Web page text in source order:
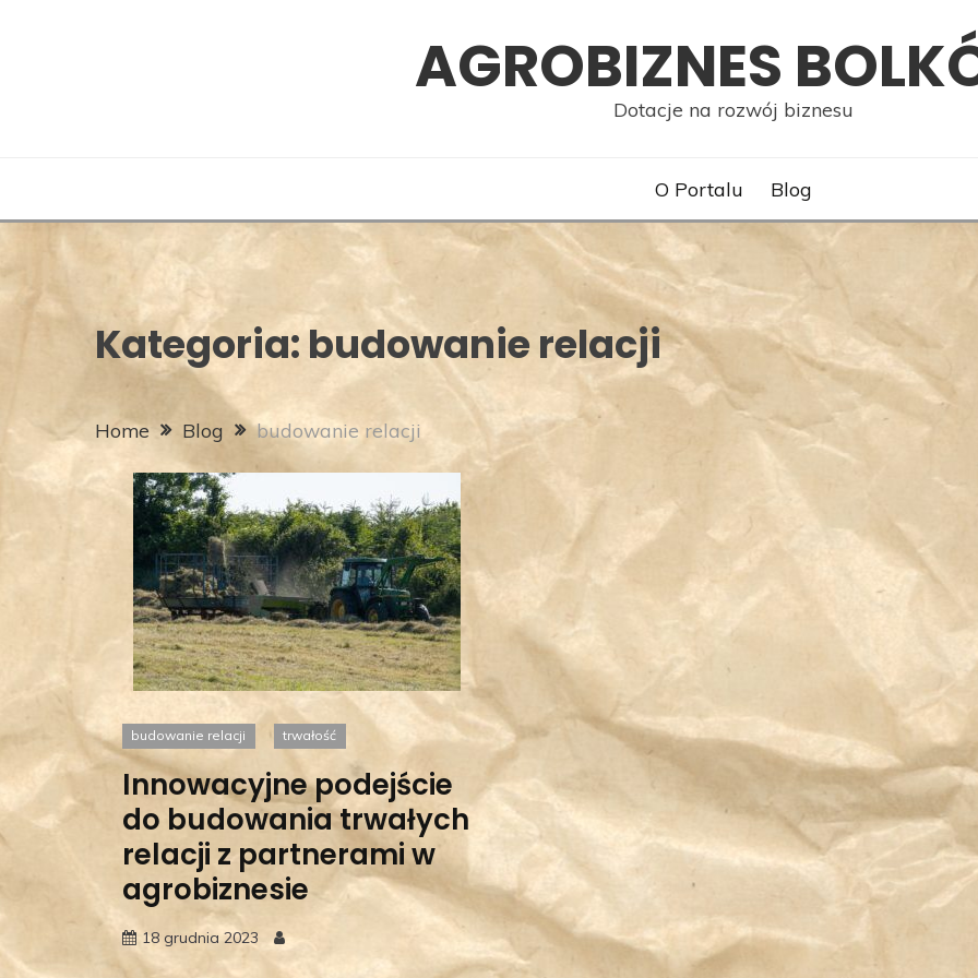
AGROBIZNES
Dotacje na rozwój biznesu
O Portalu Blog
Kategoria:budowanie relacji
Home Blog budowanie relacji
budowanie relacji trwałość
Innowacyjne podejście
do budowania trwałych
relacji z partnerami w
agrobiznesie
18 grudnia 2023